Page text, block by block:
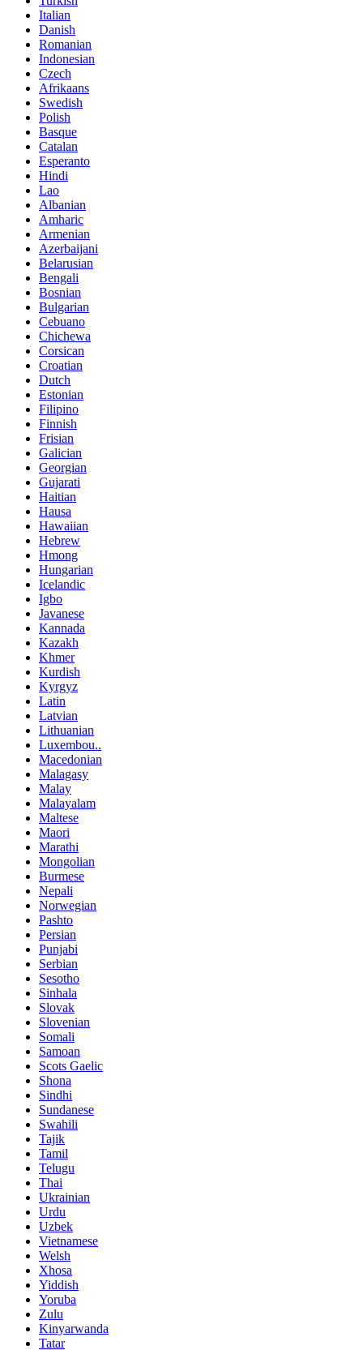
Italian
Danish
Romanian
Indonesian
Czech
Afrikaans
Swedish
Polish
Basque
Catalan
Esperanto
Hindi
Lao
Albanian
Amharic
Armenian
Azerbaijani
Belarusian
Bengali
Bosnian
Bulgarian
Cebuano
Chichewa
Corsican
Croatian
Dutch
Estonian
Filipino
Finnish
Frisian
Galician
Georgian
Gujarati
Haitian
Hausa
Hawaiian
Hebrew
Hmong
Hungarian
Icelandic
Igbo
Javanese
Kannada
Kazakh
Khmer
Kurdish
Kyrgyz
Latin
Latvian
Lithuanian
Luxembou..
Macedonian
Malagasy
Malay
Malayalam
Maltese
Maori
Marathi
Mongolian
Burmese
Nepali
Norwegian
Pashto
Persian
Punjabi
Serbian
Sesotho
Sinhala
Slovak
Slovenian
Somali
Samoan
Scots Gaelic
Shona
Sindhi
Sundanese
Swahili
Tajik
Tamil
Telugu
Thai
Ukrainian
Urdu
Uzbek
Vietnamese
Welsh
Xhosa
Yiddish
Yoruba
Zulu
Kinyarwanda
Tatar